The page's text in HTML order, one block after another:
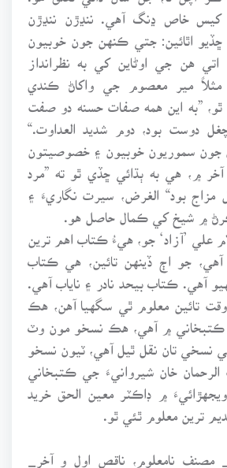
کيس خاص ڍنگ آهي. ننڍڙن ننڍڙن
ڇڏيو اٿائين: جتي ڪنهن جون خوبيون
اتي هن جي اوڻاين کي به نظرانداز
مير معصوم جي واکاڻ ڪندي
”به اين همه صفات حسنه دو صفت
چغل دوست بود، دوم شديد العداوت.“
سموريون خوبيون ۽ خصوصيتون
آخر ۾، هي به ٻڌائي ڇڏي ٿو ته ”مرد
مزاج بود“ الغرض، سيرت نگاريءَ ۽
۾ شيخ کي ڪمال حاصل هو.
علي ’آزاد‘ جو، هيءُ ڪتاب اهم ترين
جو اڄ ڏينهن تائين، هي ڪتاب
آهي. ڪتاب بيحد نادر ۽ ناياب آهي.
تائين معلوم ٿي سگهيا آهن، هڪ
ڪتبخاني ۾ آهي، هڪ نسخو مون وٽ
نسخي تان نقل ٿيل آهي، ٽيون نسخو
خان شيروانيءَ جي ڪتبخاني
۾ ڊاڪٽر معين الحق خريد
ترين معلوم ٿئي ٿو.
مصنف نامعلوم، ناقص اول و آخر_